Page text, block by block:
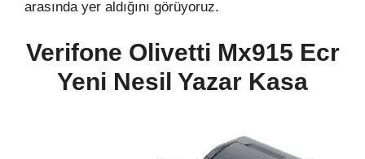
arasında yer aldığını görüyoruz.
Verifone Olivetti Mx915 Ecr
Yeni Nesil Yazar Kasa